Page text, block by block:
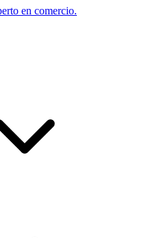
en comercio.